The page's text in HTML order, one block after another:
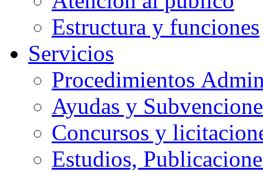
Estructura y funciones
Servicios
Procedimientos
Ayudas y
Concursos y
Estudios,